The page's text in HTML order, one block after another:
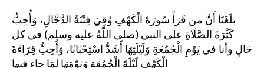
بلَغَنَا أَنَّ من قَرَأَ سُورَةَ الْكَهْفِ وُقِيَ فِتْنَةُ الدَّجَّالِ، وَأُحِبُّ
كَثْرَةَ الصَّلَاةِ على النبي (صلى اللَّهُ عليه وسلم) في كل
حَالٍ وأنا في يَوْمِ الْجُمُعَةِ وَلَيْلَتِهَا أَشَدُّ اسْتِحْبَابًا، وَأُحِبُّ قِرَاءَةَ
الْكَهْفِ لَيْلَةَ الْجُمُعَةِ وَيَوْمَهَا لِمَا جاء فيها